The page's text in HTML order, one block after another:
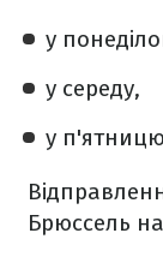
у
у середу,
у
Брюссель